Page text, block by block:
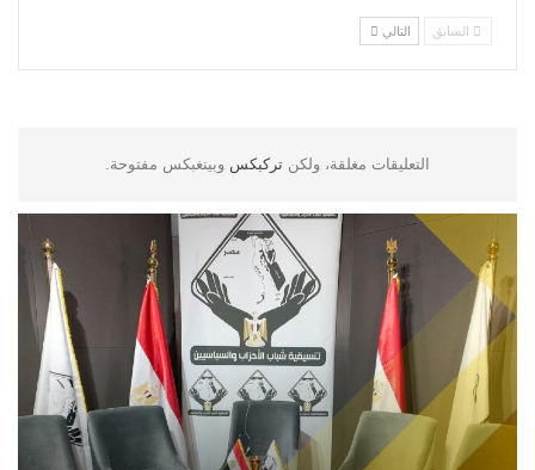
السابق التالي
التعليقات مغلقة، ولكن تركبكس وبينغبكس مفتوحة.